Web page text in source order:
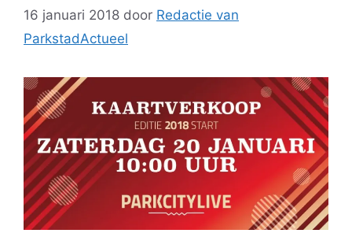
16 januari 2018 door Redactie van
ParkstadActueel